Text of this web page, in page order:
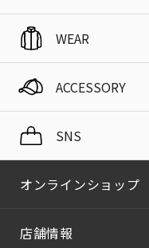
WEAR
ACCESSORY
SNS
オンラインショップ
店舗情報